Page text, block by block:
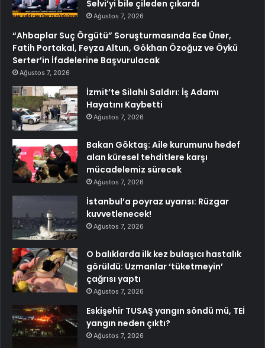
Selvi’yi bile çileden çıkardı
Ağustos 7, 2026
“Ahbaplar Suç Örgütü” Soruşturmasında Ece Üner,
Fatih Portakal, Feyza Altun, Gökhan Özoğuz ve Öykü
Serter’in İfadelerine Başvurulacak
Ağustos 7, 2026
İzmit’te Silahlı Saldırı: İş Adamı
Hayatını Kaybetti
Ağustos 7, 2026
Bakan Göktaş: Aile kurumunu hedef
alan küresel tehditlere karşı
mücadelemiz sürecek
Ağustos 7, 2026
İstanbul’a poyraz uyarısı: Rüzgar
kuvvetlenecek!
Ağustos 7, 2026
O balıklarda ilk kez bulaşıcı hastalık
görüldü: Uzmanlar ‘tüketmeyin’
çağrısı yaptı
Ağustos 7, 2026
Eskişehir TUSAŞ yangın söndü mü, TEİ
yangın neden çıktı?
Ağustos 7, 2026